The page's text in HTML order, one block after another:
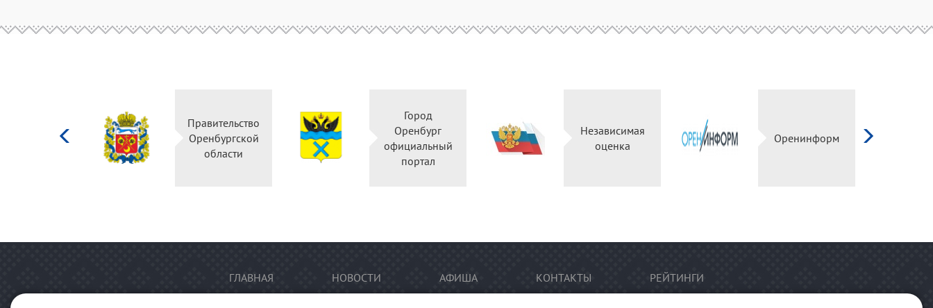
Российской
Правительство
Оренбургской
области
Город
Оренбург
официальный
портал
Независимая
оценка
Оренинформ
ГЛАВНАЯ НОВОСТИ АФИША КОНТАКТЫ РЕЙТИНГИ